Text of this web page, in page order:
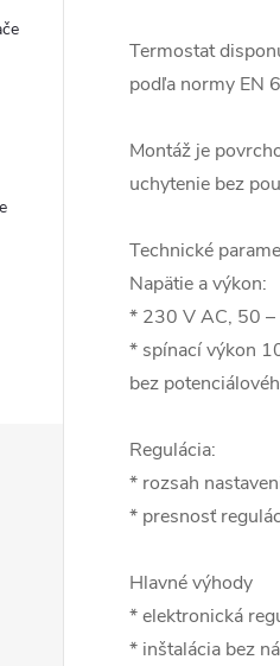
Termostat
podľa normy EN
Montáž je
uchytenie bez
Technické
Napätie a výkon:
* 230 V AC, 50
* spínací výkon
bez
Regulácia:
* rozsah
* presnosť
Hlavné výhody
* elektronická
* inštalácia bez